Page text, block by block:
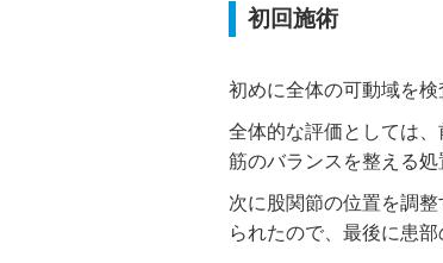
初回施術
初めに全体の可動域を
全体的な評価としては
筋のバランスを整える処
次に股関節の位置を調
られたので、最後に患